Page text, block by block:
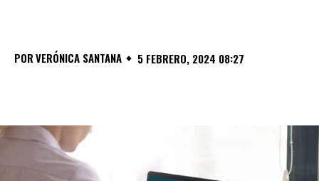
PORVERÓNICA SANTANA 5 FEBRERO, 2024 08:27